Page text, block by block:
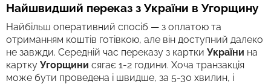
Найшвидший переказ з України в Угорщину
Найбільш оперативний спосіб — з оплатою та
отриманням коштів готівкою, але він доступний далеко
не завжди. Середній час переказу з картки України на
картку Угорщини сягає 1-2 години. Хоча транзакція
може бути проведена і швидше, за 5-30 хвилин, і